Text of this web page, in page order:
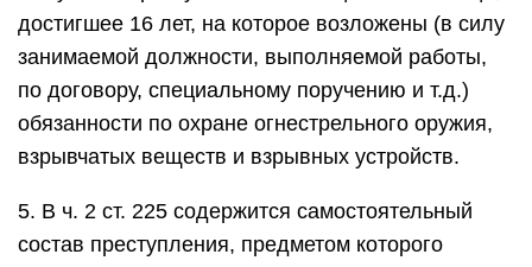
достигшее 16 лет, на которое возложены (в силу
занимаемой должности, выполняемой работы,
по договору, специальному поручению и т.д.)
обязанности по охране огнестрельного оружия,
взрывчатых веществ и взрывных устройств.
5. В ч. 2 ст. 225 содержится самостоятельный
состав преступления, предметом которого